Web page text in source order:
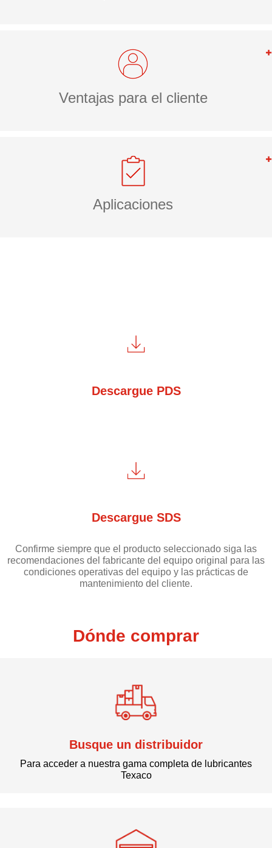
Ventajas para el cliente
Aplicaciones
Descargue PDS
Descargue SDS
Confirme siempre que el producto seleccionado siga las
recomendaciones del fabricante del equipo original para las
condiciones operativas del equipo y las prácticas de
mantenimiento del cliente.
Dónde comprar
Busque un distribuidor
Para acceder a nuestra gama completa de lubricantes
Texaco